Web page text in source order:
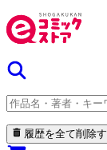
履歴を全て削除